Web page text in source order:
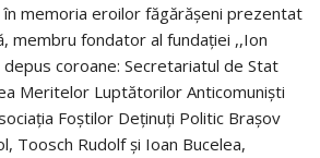
memoria eroilor făgărășeni prezentat
membru fondator al fundației ,,Ion
depus coroane: Secretariatul de Stat
Meritelor Luptătorilor Anticomuniști
Foștilor Deținuți Politic Brașov
Toosch Rudolf și Ioan Bucelea,